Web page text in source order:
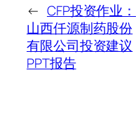
← CFP投资作业：
山西仟源制药股份
有限公司投资建议
PPT报告